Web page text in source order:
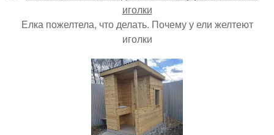
Елка пожелтела, что делать. Почему у ели желтеют
иголки